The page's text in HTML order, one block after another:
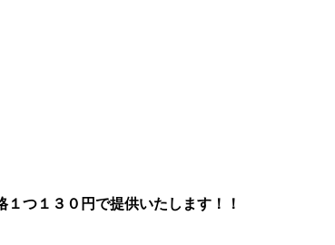
つ１３０円で提供いたします！！